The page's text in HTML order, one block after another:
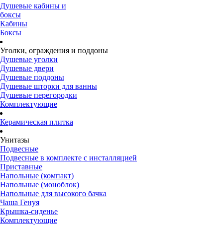
Душевые кабины и
боксы
Кабины
Боксы
Уголки, ограждения и поддоны
Душевые уголки
Душевые двери
Душевые поддоны
Душевые шторки для ванны
Душевые перегородки
Комплектующие
Керамическая плитка
Унитазы
Подвесные
Подвесные в комплекте с инсталляцией
Приставные
Напольные (компакт)
Напольные (моноблок)
Напольные для высокого бачка
Чаша Генуя
Крышка-сиденье
Комплектующие